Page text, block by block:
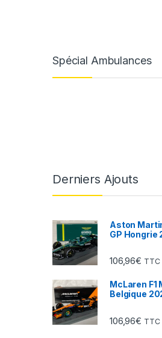
Spécial Ambulances
Derniers Ajouts
Aston
GP Hongrie
106,96€ TTC
McLaren F1
Belgique
106,96€ TTC